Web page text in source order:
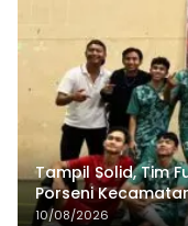
Tampil Solid, Tim
Porseni
10/08/2026